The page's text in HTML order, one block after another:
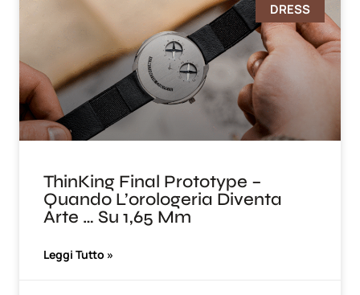
DRESS
ThinKing Final Prototype –
Quando L’orologeria Diventa
Arte … Su 1,65 Mm
Leggi Tutto »